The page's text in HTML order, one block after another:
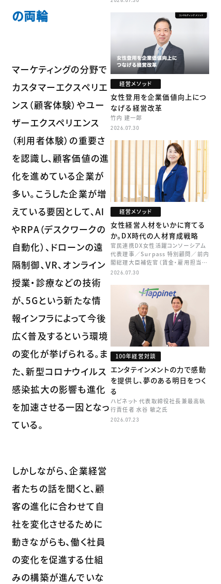
の両輪
マーケティングの分野で
カスタマーエクスペリエ
ンス（顧客体験）やユー
ザーエクスペリエンス
（利用者体験）の重要さ
を認識し、顧客価値の進
化を進めている企業が
多い。こうした企業が増
えている要因として、AI
やRPA（デスクワークの
自動化）、ドローンの遠
隔制御、VR、オンライン
授業・診療などの技術
が、5Gという新たな情
報インフラによって今後
広く普及するという環境
の変化が挙げられる。ま
た、新型コロナウイルス
感染拡大の影響も進化
を加速させる一因となっ
ている。
しかしながら、企業経営
者たちの話を聞くと、顧
客の進化に合わせて自
社を変化させるために
動きながらも、働く社員
の変化を促進する仕組
みの構築が進んでいな
経営メソッド
女性登用を企業価値向上につ
なげる経営改革
竹内 建一郎
2026.07.30
経営メソッド
女性経営人材をいかに育てる
か。DX時代の人材育成戦略
官民連携DX女性活躍コンソーシアム
代表理事／Surpass 特別顧問／前内
閣総理大臣補佐官（賃金・雇用担当）
矢田 稚子
2026.07.30
100年経営対談
エンタテインメントの力で感動
を提供し、夢のある明日をつく
る
ハピネット 代表取締役社長兼最高執
行責任者 水谷 敏之氏
2026.07.23